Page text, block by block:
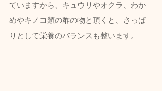
ていますから、キュウリやオクラ、わか
めやキノコ類の酢の物と頂くと、さっぱ
りとして栄養のバランスも整います。